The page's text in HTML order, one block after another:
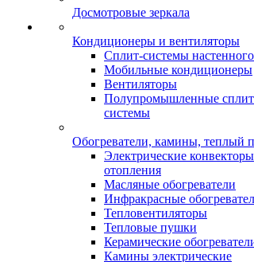
Досмотровые зеркала
Кондиционеры и вентиляторы
Сплит-системы
Мобильные кондиционеры
Вентиляторы
Полупромышленные
системы
Обогреватели, камины, теплый
Электрические конвекторы
отопления
Масляные обогреватели
Инфракрасные
Тепловентиляторы
Тепловые пушки
Керамические
Камины электрические